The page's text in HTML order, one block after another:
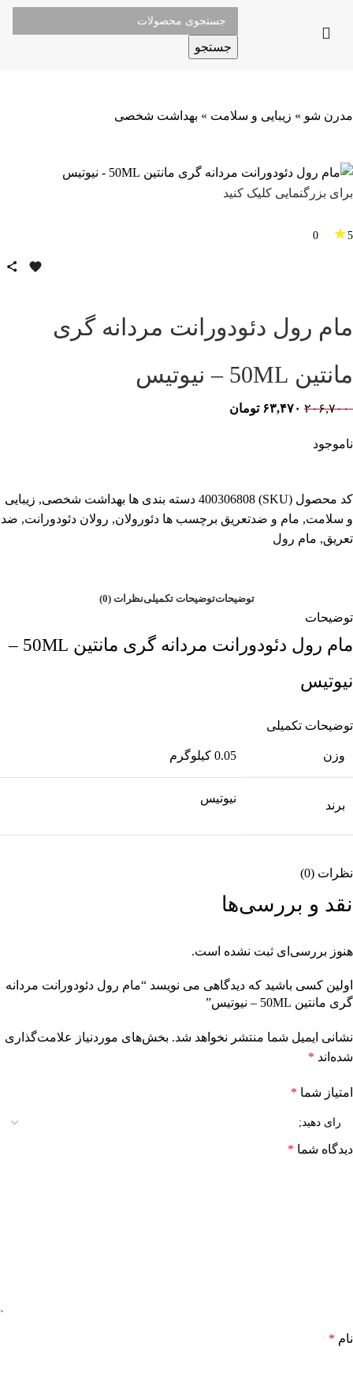
جستجو
مدرن شو » زیبایی و سلامت » بهداشت شخصی
برای بزرگنمایی کلیک کنید
5
★
مام رول دئودورانت مردانه گری
مانتین 50ML – نیوتیس
۲۰۶,۷۰۰ ۶۳,۴۷۰ تومان
ناموجود
کد محصول (SKU) 400306808 دسته بندی ها بهداشت شخصی, زیبایی
و سلامت, مام و ضدتعریق برچسب ها دئورولان, رولان دئودورانت, ضد
تعریق, مام رول
توضیحاتتوضیحات تکمیلینظرات (0)
توضیحات
مام رول دئودورانت مردانه گری مانتین 50ML –
نیوتیس
توضیحات تکمیلی
وزن 0.05 کیلوگرم
برند
نیوتیس
نظرات (0)
نقد و بررسی‌ها
هنوز بررسی‌ای ثبت نشده است.
اولین کسی باشید که دیدگاهی می نویسد “مام رول دئودورانت مردانه
گری مانتین 50ML – نیوتیس”
نشانی ایمیل شما منتشر نخواهد شد. بخش‌های موردنیاز علامت‌گذاری
شده‌اند *
امتیاز شما *
دیدگاه شما *
نام *